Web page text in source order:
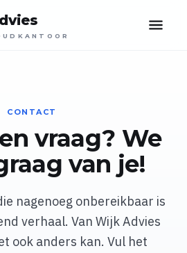
CONTACT
vraag? We
van je!
nagenoeg onbereikbaar is
verhaal. Van Wijk Advies
ook anders kan. Vul het